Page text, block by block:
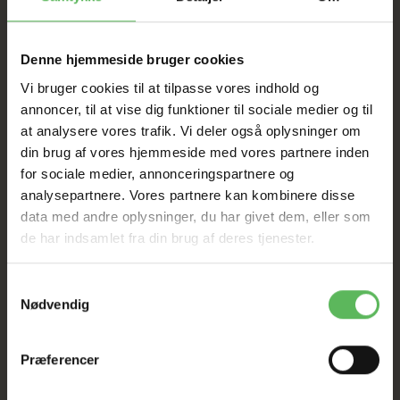
Denne hjemmeside bruger cookies
Vi bruger cookies til at tilpasse vores indhold og
annoncer, til at vise dig funktioner til sociale medier og til
at analysere vores trafik. Vi deler også oplysninger om
din brug af vores hjemmeside med vores partnere inden
for sociale medier, annonceringspartnere og
analysepartnere. Vores partnere kan kombinere disse
data med andre oplysninger, du har givet dem, eller som
de har indsamlet fra din brug af deres tjenester.
Nødvendig
Præferencer
Tilbud GÆLDER IKKE
I FYSISK BUTIKKERE
ANDRE KØBTE OGSÅ